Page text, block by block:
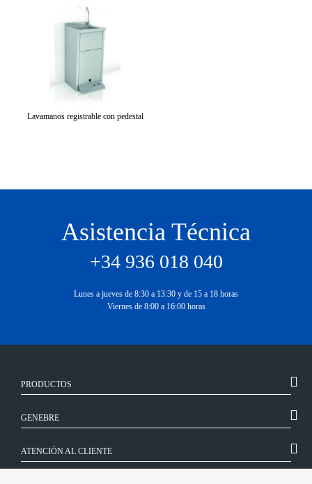
Lavamanos registrable con pedestal
Asistencia Técnica
+34 936 018 040
Lunes a jueves de 8:30 a 13:30 y de 15 a 18 horas
Viernes de 8:00 a 16:00 horas
PRODUCTOS
GENEBRE
ATENCIÓN AL CLIENTE